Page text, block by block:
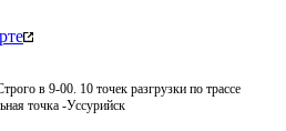
в 9-00. 10 точек разгрузки по трассе
точка -Уссурийск